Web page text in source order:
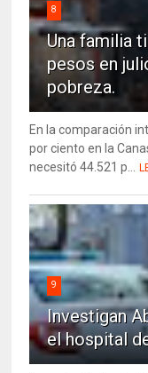
8
Una familia
pesos en
pobreza.
En la comparación
por ciento en la
necesitó 44.521 p...
9
Investigan
el hospital